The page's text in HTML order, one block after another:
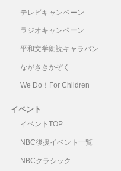
テレビキャンペーン
ラジオキャンペーン
平和文学朗読キャラバン
ながさきかぞく
We Do！For Children
イベント
イベントTOP
NBC後援イベント一覧
NBCクラシック